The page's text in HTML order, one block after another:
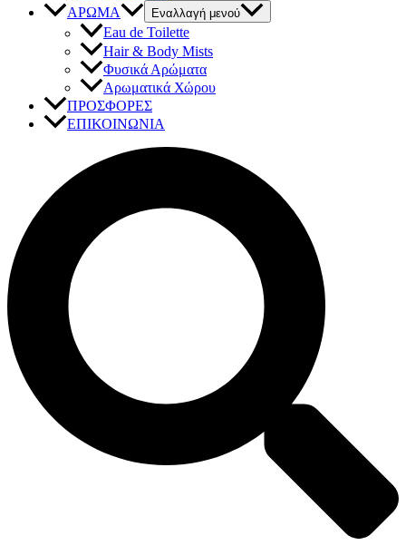
ΑΡΩΜΑ
Εναλλαγή μενού
Eau de Toilette
Hair & Body Mists
Φυσικά Αρώματα
Αρωματικά Χώρου
ΠΡΟΣΦΟΡΕΣ
ΕΠΙΚΟΙΝΩΝΙΑ